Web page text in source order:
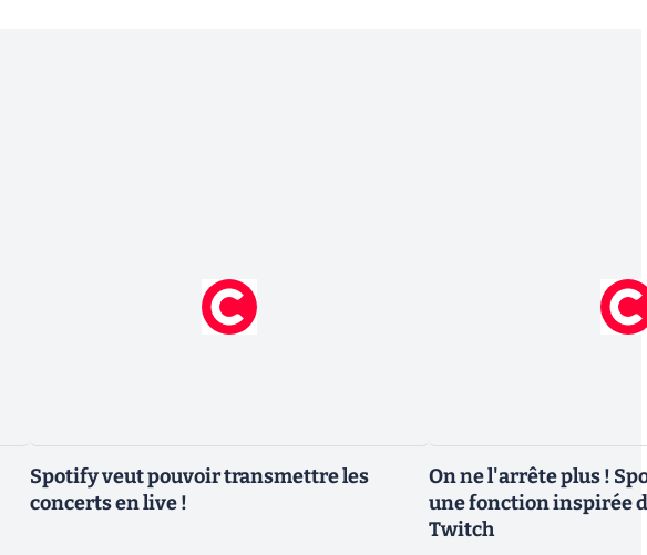
Spotify veut pouvoir transmettre les
concerts en live !
On ne l'arrête plus !
une fonction inspirée
Twitch